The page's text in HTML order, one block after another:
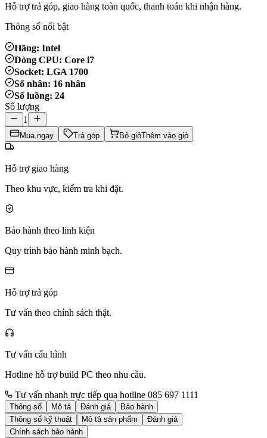
Hỗ trợ trả góp, giao hàng toàn quốc, thanh toán khi nhận hàng.
Thông số nổi bật
Hãng: Intel
Dòng CPU: Core i7
Socket: LGA 1700
Số nhân: 16 nhân
Số luồng: 24
Số lượng
1
Mua ngay Trả góp Bỏ giỏThêm vào giỏ
Hỗ trợ giao hàng
Theo khu vực, kiểm tra khi đặt.
Bảo hành theo linh kiện
Quy trình bảo hành minh bạch.
Hỗ trợ trả góp
Tư vấn theo chính sách thật.
Tư vấn cấu hình
Hotline hỗ trợ build PC theo nhu cầu.
Tư vấn nhanh trực tiếp qua hotline 085 697 1111
Thông số Mô tả Đánh giá
Bảo hành
Thông số kỹ thuật
Mô tả sản phẩm
Đánh giá
Chính sách bảo hành